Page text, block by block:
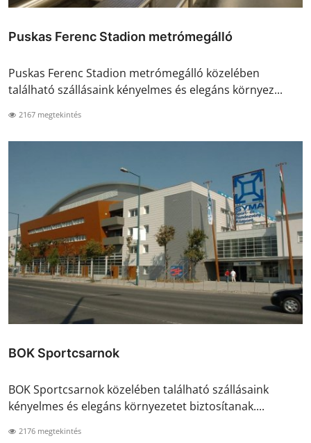
Puskas Ferenc Stadion metrómegálló
Puskas Ferenc Stadion metrómegálló közelében
található szállásaink kényelmes és elegáns környez...
2167 megtekintés
BOK Sportcsarnok
BOK Sportcsarnok közelében található szállásaink
kényelmes és elegáns környezetet biztosítanak....
2176 megtekintés